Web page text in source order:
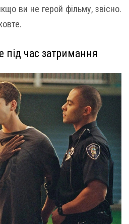
ви не герой фільму, звісно.
під час затримання